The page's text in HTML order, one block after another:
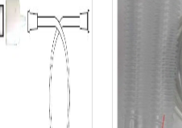
CPAP Mask
Nasal